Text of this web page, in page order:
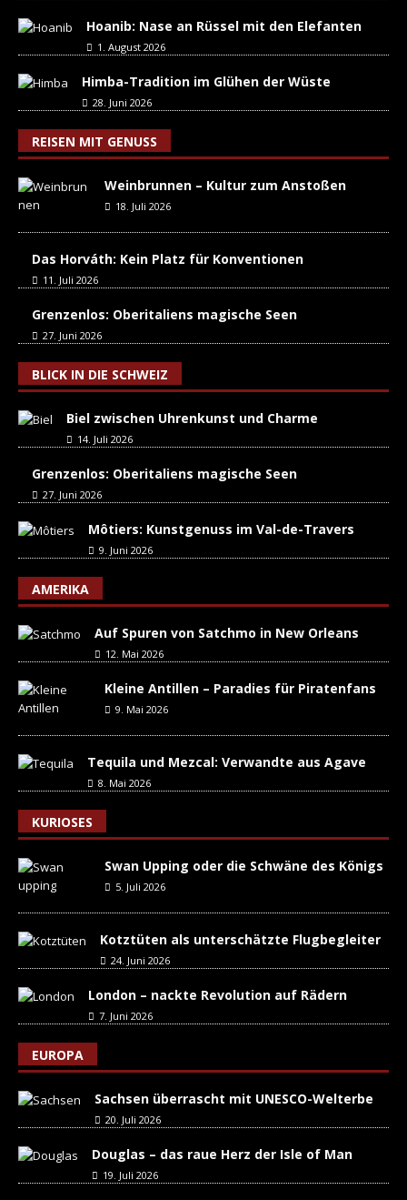
Hoanib: Nase an Rüssel mit den Elefanten
1. August 2026
Himba-Tradition im Glühen der Wüste
28. Juni 2026
REISEN MIT GENUSS
Weinbrunnen – Kultur zum Anstoßen
18. Juli 2026
Das Horváth: Kein Platz für Konventionen
11. Juli 2026
Grenzenlos: Oberitaliens magische Seen
27. Juni 2026
BLICK IN DIE SCHWEIZ
Biel zwischen Uhrenkunst und Charme
14. Juli 2026
Grenzenlos: Oberitaliens magische Seen
27. Juni 2026
Môtiers: Kunstgenuss im Val-de-Travers
9. Juni 2026
AMERIKA
Auf Spuren von Satchmo in New Orleans
12. Mai 2026
Kleine Antillen – Paradies für Piratenfans
9. Mai 2026
Tequila und Mezcal: Verwandte aus Agave
8. Mai 2026
KURIOSES
Swan Upping oder die Schwäne des Königs
5. Juli 2026
Kotztüten als unterschätzte Flugbegleiter
24. Juni 2026
London – nackte Revolution auf Rädern
7. Juni 2026
EUROPA
Sachsen überrascht mit UNESCO-Welterbe
20. Juli 2026
Douglas – das raue Herz der Isle of Man
19. Juli 2026